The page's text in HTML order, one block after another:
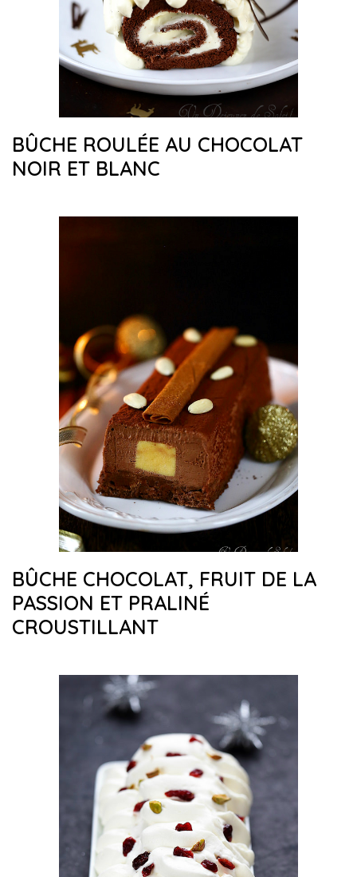
BÛCHE ROULÉE AU CHOCOLAT
NOIR ET BLANC
BÛCHE CHOCOLAT, FRUIT DE LA
PASSION ET PRALINÉ
CROUSTILLANT